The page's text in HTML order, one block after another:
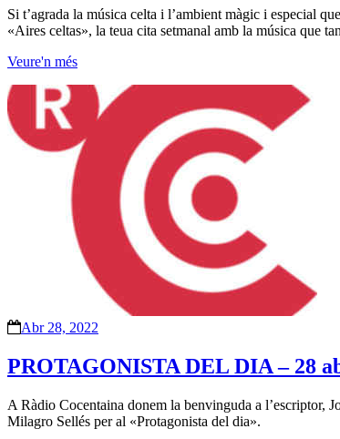
Si t’agrada la música celta i l’ambient màgic i especial
«Aires celtas», la teua cita setmanal amb la música que
Veure'n més
Abr 28, 2022
PROTAGONISTA DEL DIA – 28
A Ràdio Cocentaina donem la benvinguda a l’escriptor,
Milagro Sellés per al «Protagonista del dia».